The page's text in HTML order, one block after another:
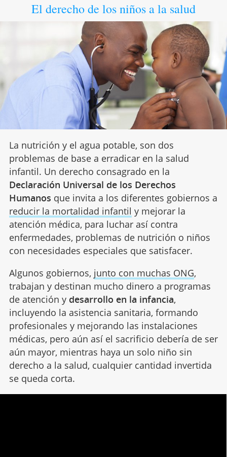
El derecho de los niños a la salud
La nutrición y el agua potable, son dos
problemas de base a erradicar en la salud
infantil. Un derecho consagrado en la
Declaración Universal de los Derechos
Humanos que invita a los diferentes gobiernos a
reducir la mortalidad infantil y mejorar la
atención médica, para luchar así contra
enfermedades, problemas de nutrición o niños
con necesidades especiales que satisfacer.
Algunos gobiernos, junto con muchas ONG,
trabajan y destinan mucho dinero a programas
de atención y desarrollo en la infancia,
incluyendo la asistencia sanitaria, formando
profesionales y mejorando las instalaciones
médicas, pero aún así el sacrificio debería de ser
aún mayor, mientras haya un solo niño sin
derecho a la salud, cualquier cantidad invertida
se queda corta.